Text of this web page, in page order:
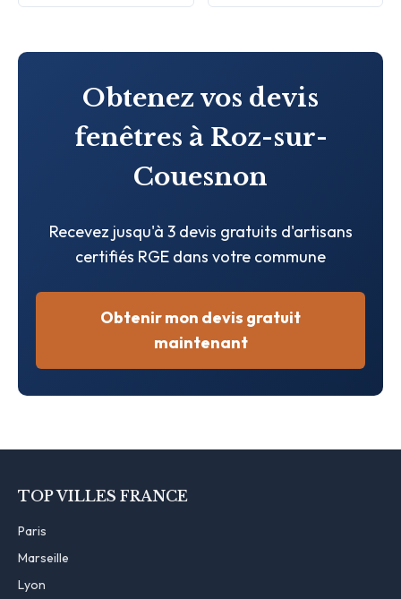
Obtenez vos devis
fenêtres à Roz-sur-
Couesnon
Recevez jusqu'à 3 devis gratuits d'artisans
certifiés RGE dans votre commune
Obtenir mon devis gratuit
maintenant
TOP VILLES FRANCE
Paris
Marseille
Lyon